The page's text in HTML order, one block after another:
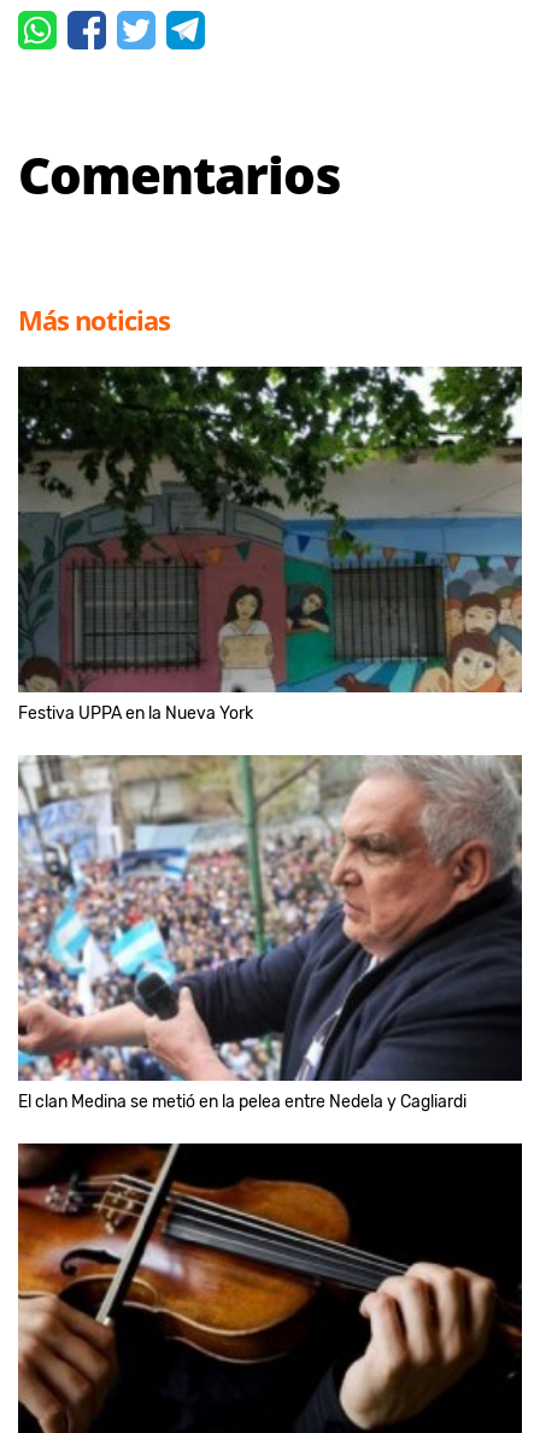
Comentarios
Más noticias
Festiva UPPA en la Nueva York
El clan Medina se metió en la pelea entre Nedela y Cagliardi